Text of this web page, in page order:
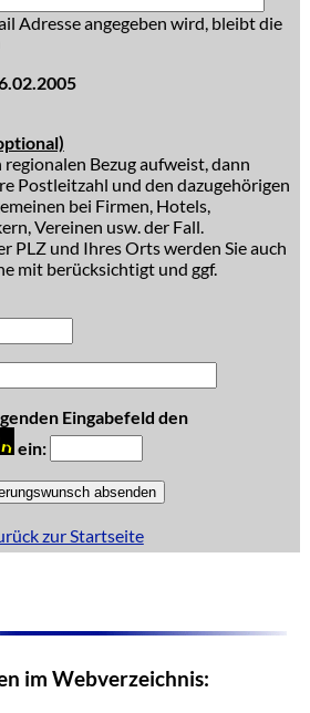
Adresse angegeben wird, bleibt die
Bezug aufweist, dann
Postleitzahl und den dazugehörigen
bei Firmen, Hotels,
Vereinen usw. der Fall.
PLZ und Ihres Orts werden Sie auch
mit berücksichtigt und ggf.
Eingabefeld den
ein:
zur Startseite
im Webverzeichnis: